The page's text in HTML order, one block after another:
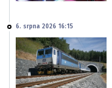
6. srpna 2026 16:15